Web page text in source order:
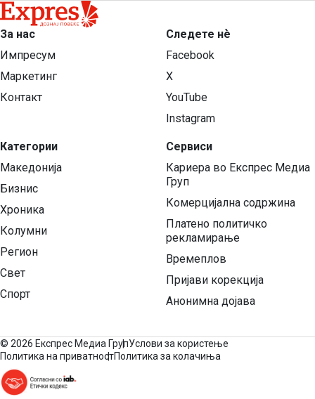
За нас
Импресум
Маркетинг
Контакт
Категории
Македонија
Бизнис
Хроника
Колумни
Регион
Свет
Спорт
Следете нѐ
Facebook
X
YouTube
Instagram
Сервиси
Кариера во Експрес Медиа
Груп
Комерцијална содржина
Платено политичко
рекламирање
Времеплов
Пријави корекција
Анонимна дојава
© 2026 Експрес Медиа ГрупУслови за користење
Политика на приватностПолитика за колачиња